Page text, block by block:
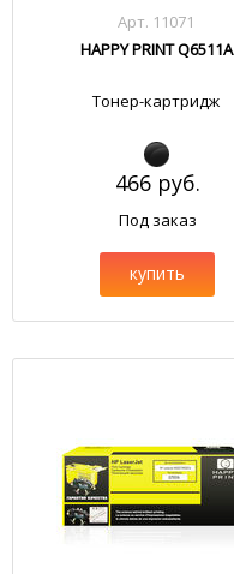
Арт. 11071
HAPPY PRINT Q6511A
Тонер-картридж
466 руб.
Под заказ
купить